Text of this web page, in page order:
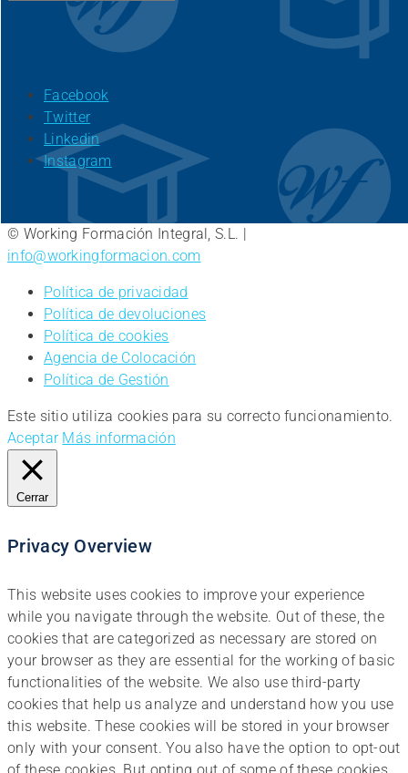
Facebook
Twitter
Linkedin
Instagram
© Working Formación Integral, S.L. |
info@workingformacion.com
Política de privacidad
Política de devoluciones
Política de cookies
Agencia de Colocación
Política de Gestión
Este sitio utiliza cookies para su correcto funcionamiento.
Aceptar Más información
Cerrar
Privacy Overview
This website uses cookies to improve your experience
while you navigate through the website. Out of these, the
cookies that are categorized as necessary are stored on
your browser as they are essential for the working of basic
functionalities of the website. We also use third-party
cookies that help us analyze and understand how you use
this website. These cookies will be stored in your browser
only with your consent. You also have the option to opt-out